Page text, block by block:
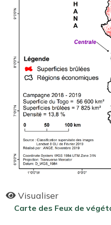
Visualiser
Carte des Feux de